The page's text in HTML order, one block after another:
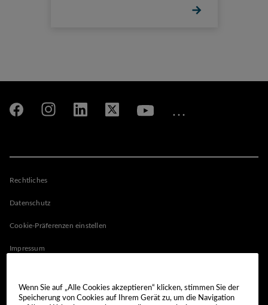
Rechtliches
Datenschutz
Cookie-Präferenzen einstellen
Impressum
Wenn Sie auf „Alle Cookies akzeptieren“ klicken, stimmen Sie der
Speicherung von Cookies auf Ihrem Gerät zu, um die Navigation